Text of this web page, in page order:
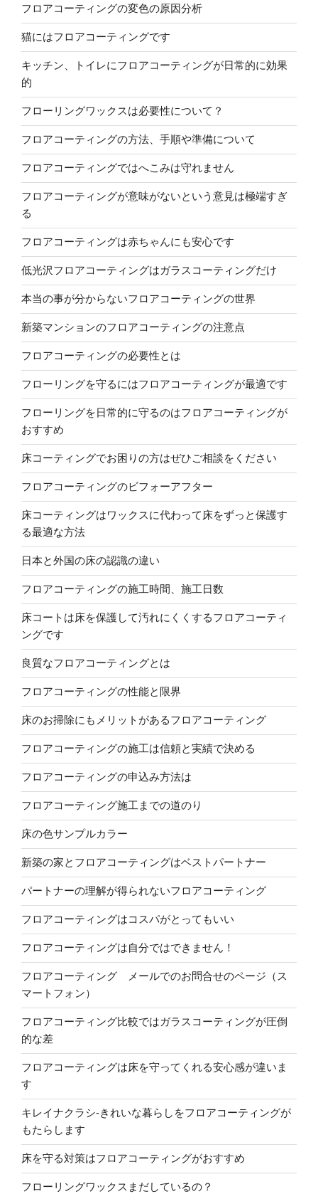
フロアコーティングの変色の原因分析
猫にはフロアコーティングです
キッチン、トイレにフロアコーティングが日常的に効果
的
フローリングワックスは必要性について？
フロアコーティングの方法、手順や準備について
フロアコーティングではへこみは守れません
フロアコーティングが意味がないという意見は極端すぎ
る
フロアコーティングは赤ちゃんにも安心です
低光沢フロアコーティングはガラスコーティングだけ
本当の事が分からないフロアコーティングの世界
新築マンションのフロアコーティングの注意点
フロアコーティングの必要性とは
フローリングを守るにはフロアコーティングが最適です
フローリングを日常的に守るのはフロアコーティングが
おすすめ
床コーティングでお困りの方はぜひご相談をください
フロアコーティングのビフォーアフター
床コーティングはワックスに代わって床をずっと保護す
る最適な方法
日本と外国の床の認識の違い
フロアコーティングの施工時間、施工日数
床コートは床を保護して汚れにくくするフロアコーティ
ングです
良質なフロアコーティングとは
フロアコーティングの性能と限界
床のお掃除にもメリットがあるフロアコーティング
フロアコーティングの施工は信頼と実績で決める
フロアコーティングの申込み方法は
フロアコーティング施工までの道のり
床の色サンプルカラー
新築の家とフロアコーティングはベストパートナー
パートナーの理解が得られないフロアコーティング
フロアコーティングはコスパがとってもいい
フロアコーティングは自分ではできません！
フロアコーティング メールでのお問合せのページ（ス
マートフォン）
フロアコーティング比較ではガラスコーティングが圧倒
的な差
フロアコーティングは床を守ってくれる安心感が違いま
す
キレイナクラシ-きれいな暮らしをフロアコーティングが
もたらします
床を守る対策はフロアコーティングがおすすめ
フローリングワックスまだしているの？